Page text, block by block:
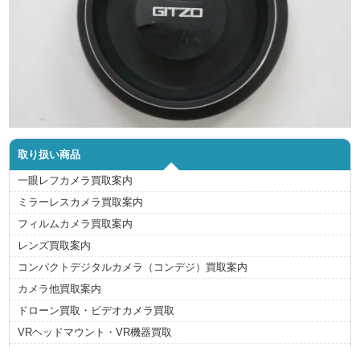
取り扱い商品
一眼レフカメラ買取案内
ミラーレスカメラ買取案内
フィルムカメラ買取案内
レンズ買取案内
コンパクトデジタルカメラ（コンデジ）買取案内
カメラ他買取案内
ドローン買取・ビデオカメラ買取
VRヘッドマウント・VR機器買取